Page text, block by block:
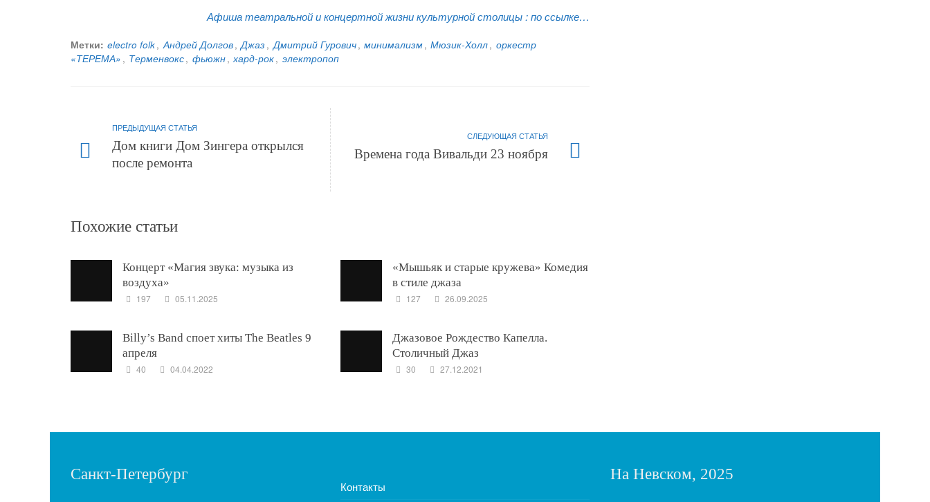
Афиша театральной и концертной жизни культурной столицы :по ссылке…
Метки: electro folk, Андрей Долгов, Джаз , Дмитрий Гурович, минимализм, Мюзик-Холл, оркестр
«ТЕРЕМА» , Терменвокс, фьюжн, хард-рок, электропоп
ПРЕДЫДУЩАЯ СТАТЬЯ
Дом книги Дом Зингера открылся
после ремонта
СЛЕДУЮЩАЯ СТАТЬЯ
Времена года Вивальди 23 ноября
Похожие статьи
Концерт «Магия звука: музыка из
воздуха»
197 05.11.2025
«Мышьяк и старые кружева» Комедия
в стиле джаза
127 26.09.2025
Billy’s Band споет хиты The Beatles 9
апреля
40 04.04.2022
Джазовое Рождество Капелла.
Столичный Джаз
30 27.12.2021
Санкт-Петербург
Контакты
На Невском, 2025